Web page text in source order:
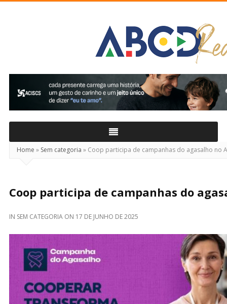
Home » Sem categoria » Coop participa de campanhas do agasalho no
Coop participa de campanhas do
IN SEM CATEGORIA ON 17 DE JUNHO DE 2025